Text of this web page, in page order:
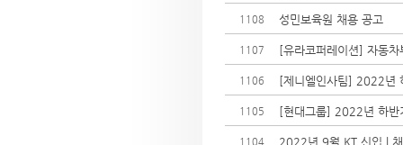
1108 성민보육원 채용 공고
1107 [유라코퍼레이션] 자동
1106 [제니엘인사팀] 2022년
1105 [현대그룹] 2022년 하반
1104 2022년 9월 KT 신입 |